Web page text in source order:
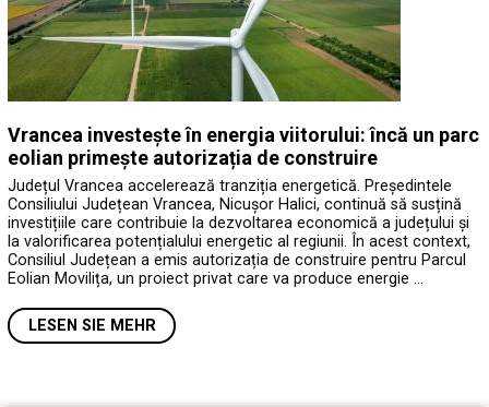
Vrancea investește în energia viitorului: încă un parc
eolian primește autorizația de construire
Județul Vrancea accelerează tranziția energetică. Președintele
Consiliului Județean Vrancea, Nicușor Halici, continuă să susțină
investițiile care contribuie la dezvoltarea economică a județului și
la valorificarea potențialului energetic al regiunii. În acest context,
Consiliul Județean a emis autorizația de construire pentru Parcul
Eolian Movilița, un proiect privat care va produce energie …
LESEN SIE MEHR